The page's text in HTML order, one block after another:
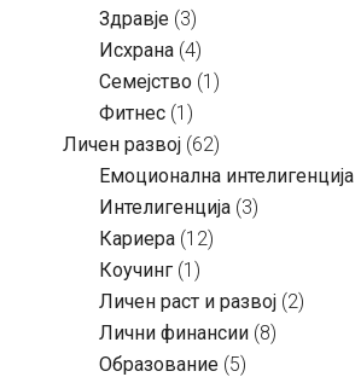
Здравје (3)
Исхрана (4)
Семејство (1)
Фитнес (1)
Личен развој (62)
Емоционална интелигенција
Интелигенција (3)
Кариера (12)
Коучинг (1)
Личен раст и развој (2)
Лични финансии (8)
Образование (5)